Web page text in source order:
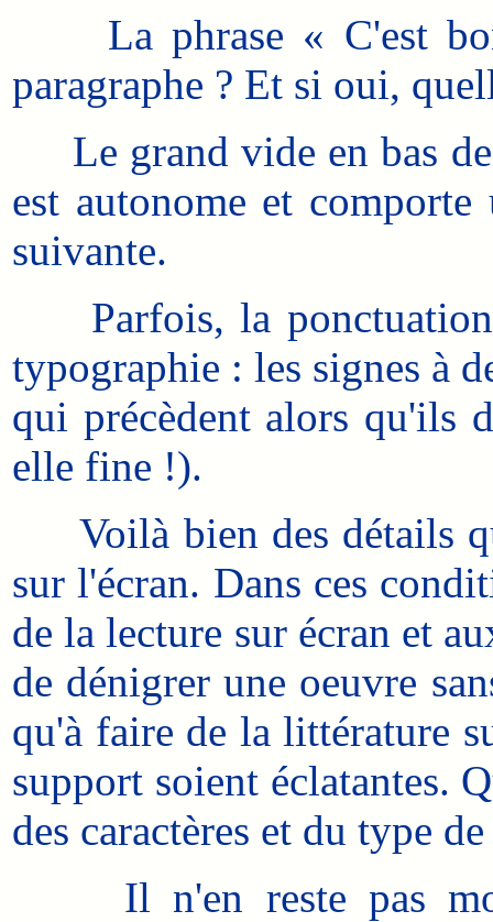
La phrase « C'est
paragraphe ? Et si oui,
Le grand vide en bas de
est autonome et
suivante.
Parfois, la ponctuation
typographie : les signes à
qui précèdent alors qu'ils
elle fine !).
Voilà bien des détails
sur l'écran. Dans ces
de la lecture sur écran et
de dénigrer une oeuvre
qu'à faire de la littérature
support soient éclatantes.
des caractères et du type
Il n'en reste pas